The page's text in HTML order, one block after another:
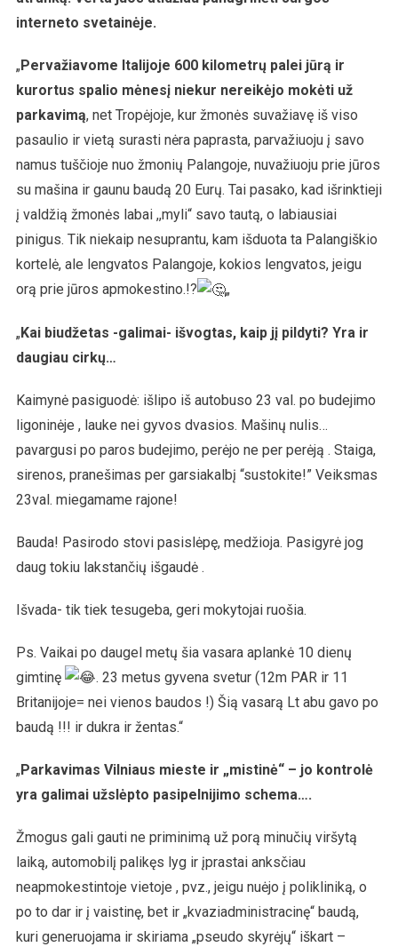
interneto svetainėje.
„Pervažiavome Italijoje 600 kilometrų palei jūrą ir
kurortus spalio mėnesį niekur nereikėjo mokėti už
parkavimą, net Tropėjoje, kur žmonės suvažiavę iš viso
pasaulio ir vietą surasti nėra paprasta, parvažiuoju į savo
namus tuščioje nuo žmonių Palangoje, nuvažiuoju prie jūros
su mašina ir gaunu baudą 20 Eurų. Tai pasako, kad išrinktieji
į valdžią žmonės labai ,,myli“ savo tautą, o labiausiai
pinigus. Tik niekaip nesuprantu, kam išduota ta Palangiškio
kortelė, ale lengvatos Palangoje, kokios lengvatos, jeigu
orą prie jūros apmokestino.!?
„
„Kai biudžetas -galimai- išvogtas, kaip jį pildyti? Yra ir
daugiau cirkų…
Kaimynė pasiguodė: išlipo iš autobuso 23 val. po budejimo
ligoninėje , lauke nei gyvos dvasios. Mašinų nulis…
pavargusi po paros budejimo, perėjo ne per perėją . Staiga,
sirenos, pranešimas per garsiakalbį “sustokite!” Veiksmas
23val. miegamame rajone!
Bauda! Pasirodo stovi pasislėpę, medžioja. Pasigyrė jog
daug tokiu lakstančių išgaudė .
Išvada- tik tiek tesugeba, geri mokytojai ruošia.
Ps. Vaikai po daugel metų šia vasara aplankė 10 dienų
gimtinę
. 23 metus gyvena svetur (12m PAR ir 11
Britanijoje= nei vienos baudos !) Šią vasarą Lt abu gavo po
baudą !!! ir dukra ir žentas.“
„Parkavimas Vilniaus mieste ir „mistinė“ – jo kontrolė
yra galimai užslėpto pasipelnijimo schema….
Žmogus gali gauti ne priminimą už porą minučių viršytą
laiką, automobilį palikęs lyg ir įprastai anksčiau
neapmokestintoje vietoje , pvz., jeigu nuėjo į polikliniką, o
po to dar ir į vaistinę, bet ir „kvaziadministracinę“ baudą,
kuri generuojama ir skiriama „pseudo skyrėjų“ iškart –